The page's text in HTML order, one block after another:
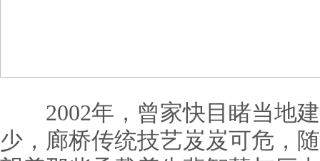
2002年，曾家快目睹当地建
少，廊桥传统技艺岌岌可危，